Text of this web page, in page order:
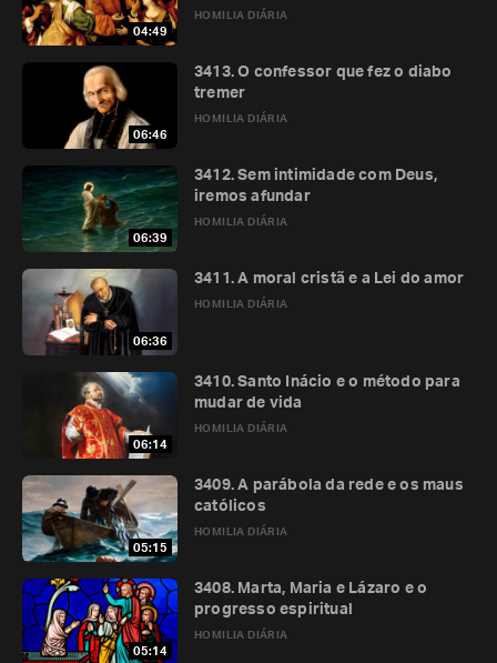
04:49
HOMILIA DIÁRIA
06:46
HOMILIA DIÁRIA
3413. O confessor que fez o diabo
tremer
06:39
HOMILIA DIÁRIA
3412. Sem intimidade com Deus,
iremos afundar
06:36
HOMILIA DIÁRIA
3411. A moral cristã e a Lei do amor
06:14
HOMILIA DIÁRIA
3410. Santo Inácio e o método para
mudar de vida
05:15
HOMILIA DIÁRIA
3409. A parábola da rede e os maus
católicos
05:14
HOMILIA DIÁRIA
3408. Marta, Maria e Lázaro e o
progresso espiritual